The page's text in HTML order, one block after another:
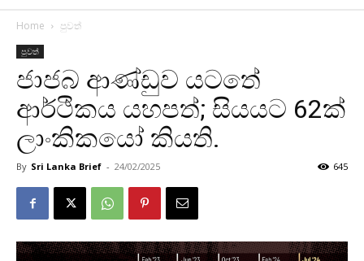
Home පුවත්
පුවත්
ජාජබ ආණ්ඩුව යටතේ
ආර්ථිකය යහපත්; සියයට 62ක්
ලාංකිකයෝ කියති.
By Sri Lanka Brief - 24/02/2025 645